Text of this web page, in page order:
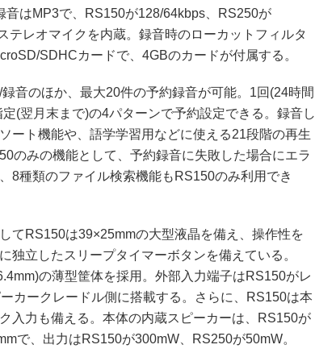
音はMP3で、RS150が128/64kbps、RS250が
テレオマイクを内蔵。録音時のローカットフィルタ
SDHCカードで、4GBのカードが付属する。
音のほか、最大20件の予約録音が可能。1回(24時間
(翌月末まで)の4パターンで予約設定できる。録音し
ート機能や、語学学習用などに使える21段階の再生
のみの機能として、予約録音に失敗した場合にエラ
8種類のファイル検索機能もRS150のみ利用でき
てRS150は39×25mmの大型液晶を備え、操作性を
独立したスリープタイマーボタンを備えている。
の薄型筐体を採用。外部入力端子はRS150がレ
カークレードル側に搭載する。さらに、RS150は本
入力も備える。本体の内蔵スピーカーは、RS150が
で、出力はRS150が300mW、RS250が50mW。